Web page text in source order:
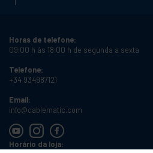
Horas de telefone:
09:00 h às 18:00 h de segunda a sexta
Telefone:
+34 934987121
Email:
info@cablematic.com
Horário da loja: